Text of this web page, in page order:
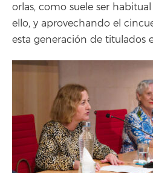
orlas, como suele ser
ello, y aprovechando el
esta generación de titulados